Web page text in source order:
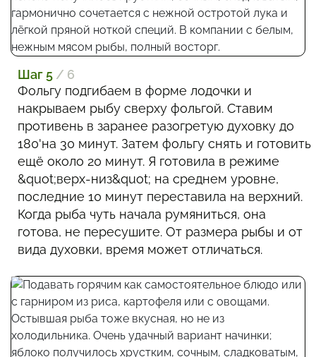
Шаг 5 / 6
Фольгу подгибаем в форме лодочки и
накрываем рыбу сверху фольгой. Ставим
противень в заранее разогретую духовку до
180'на 30 минут. Затем фольгу снять и готовить
ещё около 20 минут. Я готовила в режиме
&quot;верх-низ&quot; на среднем уровне,
последние 10 минут переставила на верхний.
Когда рыба чуть начала румяниться, она
готова, не пересушите. От размера рыбы и от
вида духовки, время может отличаться.